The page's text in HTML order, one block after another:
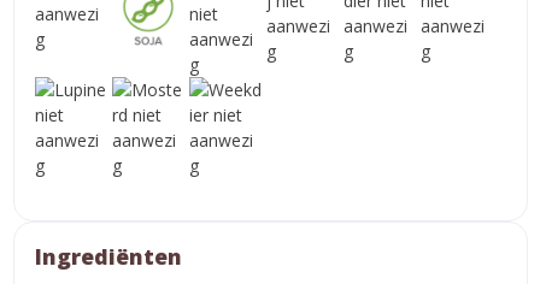
Ingrediënten